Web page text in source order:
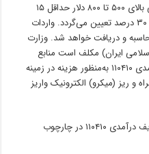
«تعرفه واردات گوشی های موبایل خارجی بالای ۵۰۰ تا ۸۰۰ دلار حداقل ۱۵
درصد و گوشی‌های بالای ۸۰۰ دلار حداقل ۳۰ درصد تعیین می‌گردد. واردات
و دریافت خواهد شد. وزارت
ایران) مکلف است منابع
حاصل از اجرای این حکم را به ردیف درآمدی ۱۱۰۴۱۰ به‌منظور هزینه در زمینه
ریز (میکرو) الکترونیک واریز
طبق گزارش این مرکز، منابع حاصل از ردیف درآمدی ۱۱۰۴۱۰ در چارچوب